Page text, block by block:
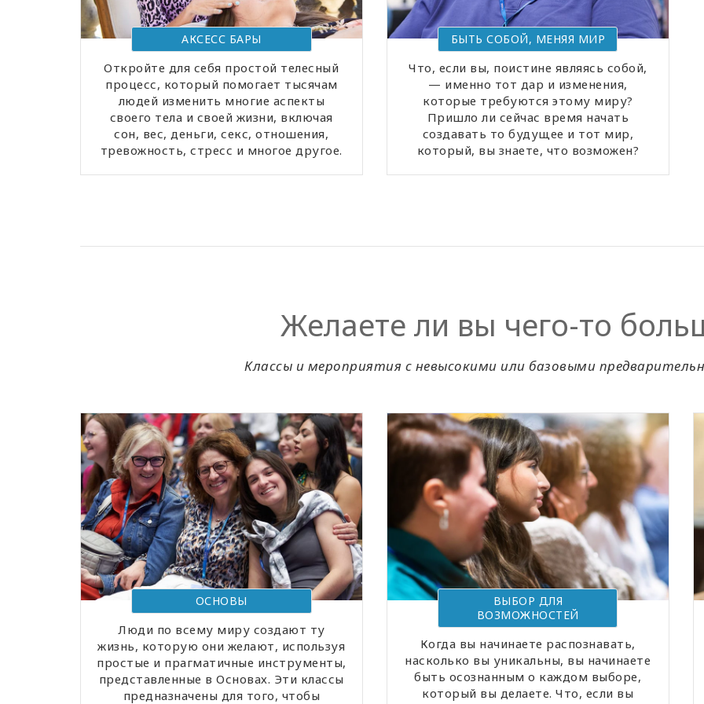
АКСЕСС БАРЫ
Откройте для себя простой телесный
процесс, который помогает тысячам
людей изменить многие аспекты
своего тела и своей жизни, включая
сон, вес, деньги, секс, отношения,
тревожность, стресс и многое другое.
БЫТЬ СОБОЙ, МЕНЯЯ МИР
Что, если вы, поистине являясь собой,
— именно тот дар и изменения,
которые требуются этому миру?
Пришло ли сейчас время начать
создавать то будущее и тот мир,
который, вы знаете, что возможен?
Желаете ли вы чего-то
Классы и мероприятия с невысокими или базовыми
ОСНОВЫ
Люди по всему миру создают ту
жизнь, которую они желают, используя
простые и прагматичные инструменты,
представленные в Основах. Эти классы
предназначены для того, чтобы
ВЫБОР ДЛЯ
ВОЗМОЖНОСТЕЙ
Когда вы начинаете распознавать,
насколько вы уникальны, вы начинаете
быть осознанным о каждом выборе,
который вы делаете. Что, если вы